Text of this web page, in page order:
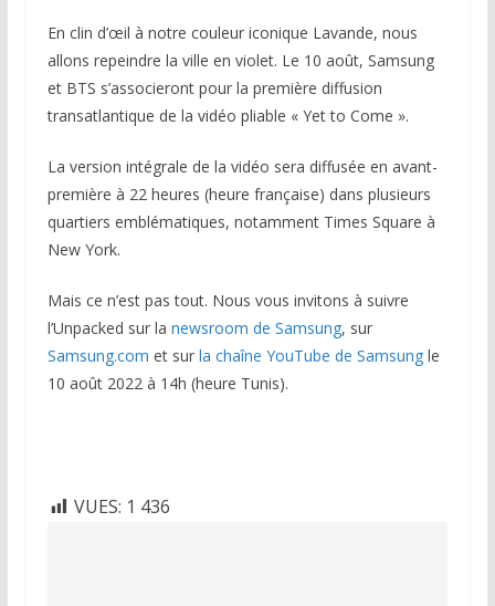
En clin d’œil à notre couleur iconique Lavande, nous
allons repeindre la ville en violet. Le 10 août, Samsung
et BTS s’associeront pour la première diffusion
transatlantique de la vidéo pliable « Yet to Come ».
La version intégrale de la vidéo sera diffusée en avant-
première à 22 heures (heure française) dans plusieurs
quartiers emblématiques, notamment Times Square à
New York.
Mais ce n’est pas tout. Nous vous invitons à suivre
l’Unpacked sur la newsroom de Samsung, sur
Samsung.com et sur la chaîne YouTube de Samsungle
10 août 2022 à 14h (heure Tunis).
VUES: 1 436